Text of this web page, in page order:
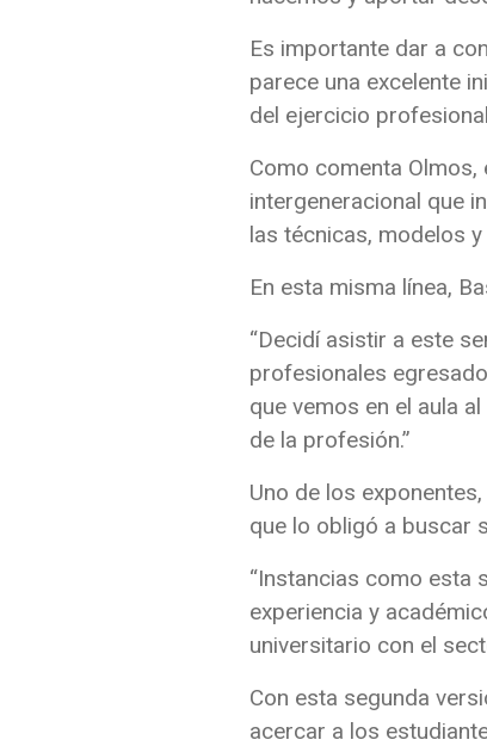
Es importante dar a
parece una excelente
del ejercicio
Como comenta
intergeneracional que
las técnicas, modelos
En esta misma línea,
“Decidí asistir a este
profesionales
que vemos en el aula
de la profesión.”
Uno de los
que lo obligó a buscar
“Instancias como esta
experiencia y
universitario con el
Con esta segunda
acercar a los